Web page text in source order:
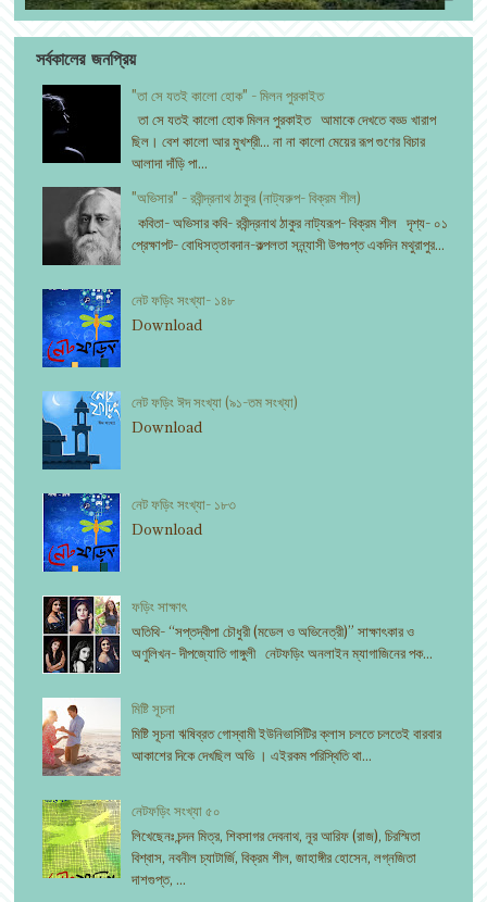
সর্বকালের জনপ্রিয়
"তা সে যতই কালো হোক" - মিলন পুরকাইত
তা সে যতই কালো হোক মিলন পুরকাইত আমাকে দেখতে বড্ড খারাপ
ছিল। বেশ কালো আর মুখশ্রী... না না কালো মেয়ের রূপ গুণের বিচার
আলাদা দাঁড়ি পা...
"অভিসার" - রবীন্দ্রনাথ ঠাকুর (নাট্যরুপ- বিক্রম শীল)
কবিতা- অভিসার কবি- রবীন্দ্রনাথ ঠাকুর নাট্যরূপ- বিক্রম শীল দৃশ্য- ০১
প্রেক্ষাপট- বোধিসত্তাবদান-কল্পলতা সন্ন্যাসী উপগুপ্ত একদিন মথুরাপুর...
নেট ফড়িং সংখ্যা- ১৪৮
Download
নেট ফড়িং ঈদ সংখ্যা (৯১-তম সংখ্যা)
Download
নেট ফড়িং সংখ্যা- ১৮৩
Download
ফড়িং সাক্ষাৎ
অতিথি- “সপ্তদ্বীপা চৌধুরী (মডেল ও অভিনেত্রী)” সাক্ষাৎকার ও
অণুলিখন- দীপজ্যোতি গাঙ্গুলী নেটফড়িং অনলাইন ম্যাগাজিনের পক...
মিষ্টি সূচনা
মিষ্টি সূচনা ঋষিব্রত গোস্বামী ইউনিভার্সিটির ক্লাস চলতে চলতেই বারবার
আকাশের দিকে দেখছিল অভি । এইরকম পরিস্থিতি থা...
নেটফড়িং সংখ্যা ৫০
লিখেছেনঃ চন্দন মিত্র, শিবসাগর দেবনাথ, নূর আরিফ (রাজ), চিরস্মিতা
বিশ্বাস, নবনীল চ্যাটার্জি, বিক্রম শীল, জাহাঙ্গীর হোসেন, লগ্নজিতা
দাশগুপ্ত, ...